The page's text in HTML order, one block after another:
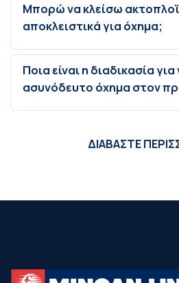
Μπορώ να κλείσω
αποκλειστικά για όχημα;
Ποια είναι η διαδικασία
ασυνόδευτο όχημα στον
ΔΙΑΒΑΣΤΕ